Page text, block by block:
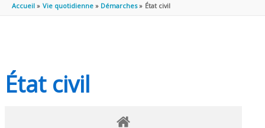
Accueil Vie quotidienne Démarches État civil
État civil